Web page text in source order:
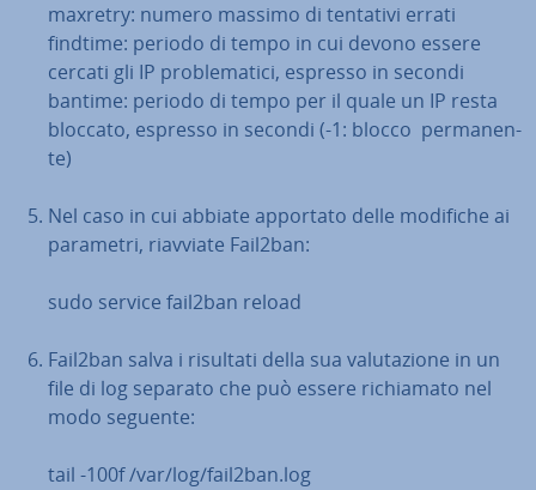
maxretry: numero massimo di tentativi errati
findtime: periodo di tempo in cui devono essere
cercati gli IP pro­ble­ma­ti­ci, espresso in secondi
bantime: periodo di tempo per il quale un IP resta
bloccato, espresso in secondi (-1: blocco per­ma­nen­
te)
Nel caso in cui abbiate apportato delle modifiche ai
parametri, riavviate Fail2ban:
sudo service fail2ban reload
Fail2ban salva i risultati della sua va­lu­ta­zio­ne in un
file di log separato che può essere ri­chia­ma­to nel
modo seguente:
tail -100f /var/log/fail2ban.log